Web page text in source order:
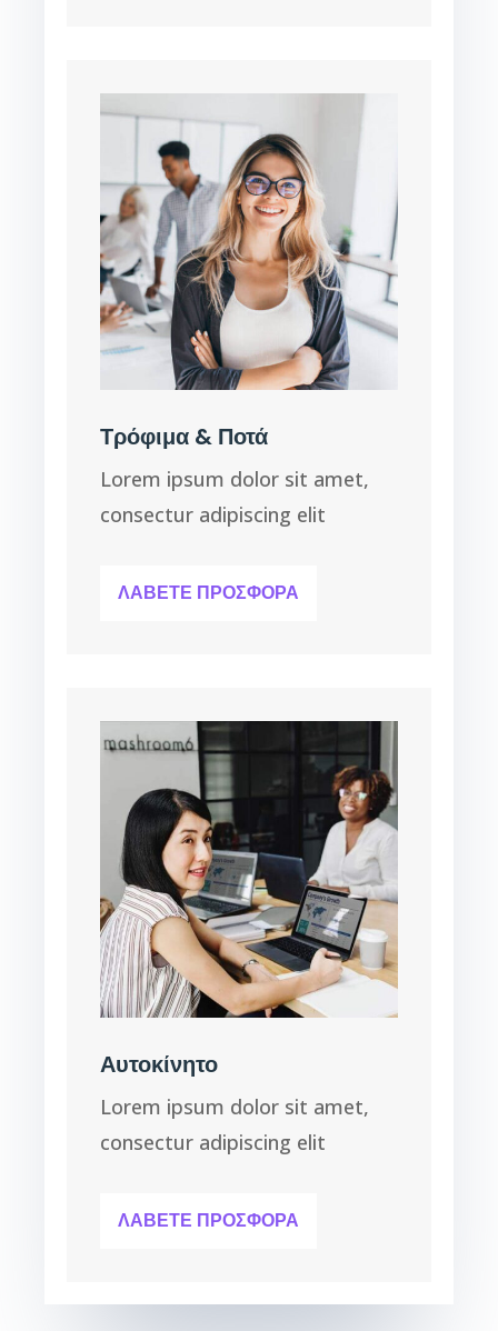
Τρόφιμα & Ποτά
Lorem ipsum dolor sit amet,
consectur adipiscing elit
ΛΑΒΕΤΕ ΠΡΟΣΦΟΡΑ
Αυτοκίνητο
Lorem ipsum dolor sit amet,
consectur adipiscing elit
ΛΑΒΕΤΕ ΠΡΟΣΦΟΡΑ